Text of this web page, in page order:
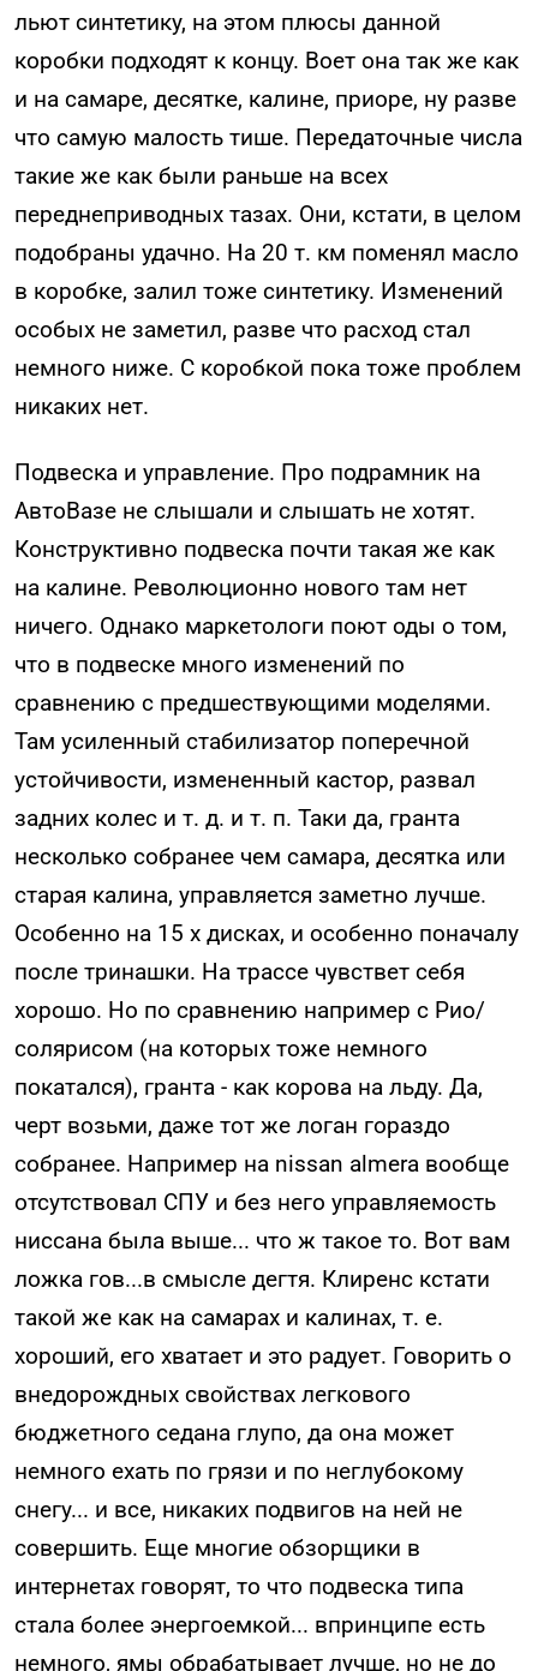
льют синтетику, на этом плюсы данной
коробки подходят к концу. Воет она так же как
и на самаре, десятке, калине, приоре, ну разве
что самую малость тише. Передаточные числа
такие же как были раньше на всех
переднеприводных тазах. Они, кстати, в целом
подобраны удачно. На 20 т. км поменял масло
в коробке, залил тоже синтетику. Изменений
особых не заметил, разве что расход стал
немного ниже. С коробкой пока тоже проблем
никаких нет.
Подвеска и управление. Про подрамник на
АвтоВазе не слышали и слышать не хотят.
Конструктивно подвеска почти такая же как
на калине. Революционно нового там нет
ничего. Однако маркетологи поют оды о том,
что в подвеске много изменений по
сравнению с предшествующими моделями.
Там усиленный стабилизатор поперечной
устойчивости, измененный кастор, развал
задних колес и т. д. и т. п. Таки да, гранта
несколько собранее чем самара, десятка или
старая калина, управляется заметно лучше.
Особенно на 15 х дисках, и особенно поначалу
после тринашки. На трассе чувствет себя
хорошо. Но по сравнению например с Рио/
солярисом (на которых тоже немного
покатался), гранта - как корова на льду. Да,
черт возьми, даже тот же логан гораздо
собранее. Например на nissan almera вообще
отсутствовал СПУ и без него управляемость
ниссана была выше... что ж такое то. Вот вам
ложка гов...в смысле дегтя. Клиренс кстати
такой же как на самарах и калинах, т. е.
хороший, его хватает и это радует. Говорить о
внедорождных свойствах легкового
бюджетного седана глупо, да она может
немного ехать по грязи и по неглубокому
снегу... и все, никаких подвигов на ней не
совершить. Еще многие обзорщики в
интернетах говорят, то что подвеска типа
стала более энергоемкой... впринципе есть
немного, ямы обрабатывает лучше, но не до